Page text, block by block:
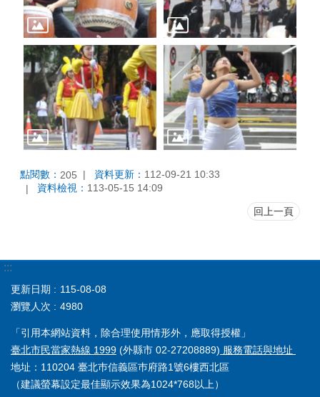
點閱數： 205 資料更新： 112-09-21 10:33
資料檢視： 113-05-15 14:09
回上一頁
:::
更新日期
115-08-08
瀏覽人次
4980
「引用本網站資料，除合理使用情形外，應取得授權」
臺北市民當家熱線 1999 (外縣市 02-27208889) 服務電話與地址
地址：110204 臺北巿信義區巿府路1號6樓西北區
（建議螢幕設定最佳顯示效果為1024*768以上）